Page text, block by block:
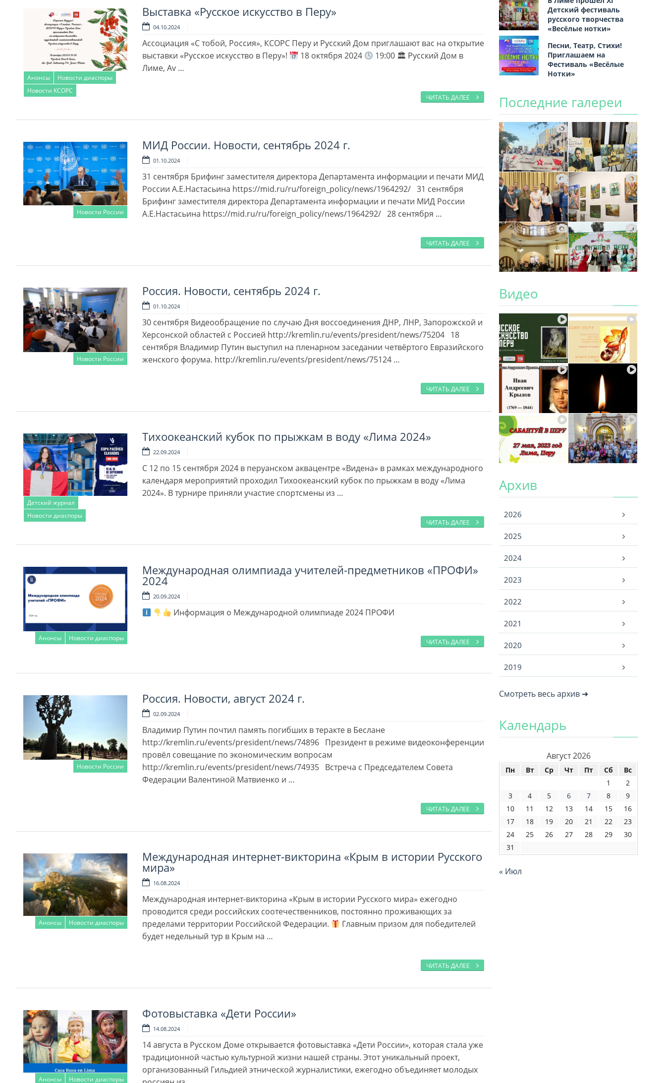
Анонсы
Новости диаспоры
Новости КСОРС
Выставка «Русское искусство в Перу»
04.10.2024
Ассоциация «С тобой, Россия», КСОРС Перу и Русский Дом приглашают вас на открытие
выставки «Русское искусство в Перу»!
18 октября 2024
19:00 🏛 Русский Дом в
Лиме, Av …
ЧИТАТЬ ДАЛЕЕ
Новости России
МИД России. Новости, сентябрь 2024 г.
01.10.2024
31 сентября Брифинг заместителя директора Департамента информации и печати МИД
России А.Е.Настасьина https://mid.ru/ru/foreign_policy/news/1964292/ 31 сентября
Брифинг заместителя директора Департамента информации и печати МИД России
А.Е.Настасьина https://mid.ru/ru/foreign_policy/news/1964292/ 28 сентября …
ЧИТАТЬ ДАЛЕЕ
Новости России
Россия. Новости, сентябрь 2024 г.
01.10.2024
30 сентября Видеообращение по случаю Дня воссоединения ДНР, ЛНР, Запорожской и
Херсонской областей с Россией http://kremlin.ru/events/president/news/75204 18
сентября Владимир Путин выступил на пленарном заседании четвёртого Евразийского
женского форума. http://kremlin.ru/events/president/news/75124 …
ЧИТАТЬ ДАЛЕЕ
Детский журнал
Новости диаспоры
Тихоокеанский кубок по прыжкам в воду «Лима 2024»
22.09.2024
С 12 по 15 сентября 2024 в перуанском аквацентре «Видена» в рамках международного
календаря мероприятий проходил Тихоокеанский кубок по прыжкам в воду «Лима
2024». В турнире приняли участие спортсмены из …
ЧИТАТЬ ДАЛЕЕ
Анонсы Новости диаспоры
Международная олимпиада учителей-предметников «ПРОФИ»
2024
20.09.2024
Информация о Международной олимпиаде 2024 ПРОФИ
ЧИТАТЬ ДАЛЕЕ
Новости России
Россия. Новости, август 2024 г.
02.09.2024
Владимир Путин почтил память погибших в теракте в Беслане
http://kremlin.ru/events/president/news/74896 Президент в режиме видеоконференции
провёл совещание по экономическим вопросам
http://kremlin.ru/events/president/news/74935 Встреча с Председателем Совета
Федерации Валентиной Матвиенко и …
ЧИТАТЬ ДАЛЕЕ
Анонсы Новости диаспоры
Международная интернет-викторина «Крым в истории Русского
мира»
16.08.2024
Международная интернет-викторина «Крым в истории Русского мира» ежегодно
проводится среди российских соотечественников, постоянно проживающих за
пределами территории Российской Федерации.
Главным призом для победителей
будет недельный тур в Крым на …
ЧИТАТЬ ДАЛЕЕ
Анонсы Новости диаспоры
Фотовыставка «Дети России»
14.08.2024
14 августа в Русском Доме открывается фотовыставка «Дети России», которая стала уже
традиционной частью культурной жизни нашей страны. Этот уникальный проект,
организованный Гильдией этнической журналистики, ежегодно объединяет молодых
Детский фестиваль
русского творчества
«Весёлые нотки»
Песни, Театр, Стихи!
Приглашаем на
Фестиваль «Весёлые
Нотки»
Последние галереи
Видео
Архив
2026
2025
2024
2023
2022
2021
2020
2019
Смотреть весь архив ➜
Календарь
Август 2026
Пн Вт Ср Чт Пт Сб
Вс
1
2
3
4 5 6 7 8
9
10
11 12 13 14 15
16
17
18 19 20 21 22
23
24
25 26 27 28 29
30
31
« Июл